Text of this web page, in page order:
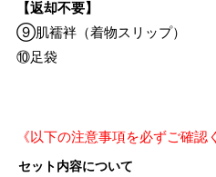
サイズ 身長目安
【返却不要】
⑨肌襦袢（着物スリップ）
⑩足袋
《以下の注意事項を必ずご確認
セット内容について